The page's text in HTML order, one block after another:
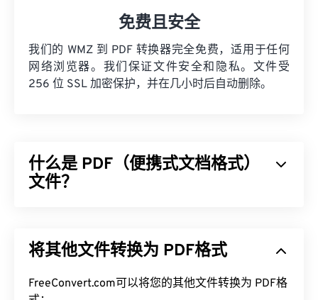
免费且安全
我们的 WMZ 到 PDF 转换器完全免费，适用于任何
网络浏览器。我们保证文件安全和隐私。文件受
256 位 SSL 加密保护，并在几小时后自动删除。
什么是 PDF（便携式文档格式）
文件？
之一。PDF 之所以如此受欢迎，是因为它可以保留
都始终保持一致。
将其他文件转换为 PDF格式
FreeConvert.com可以将您的其他文件转换为 PDF格